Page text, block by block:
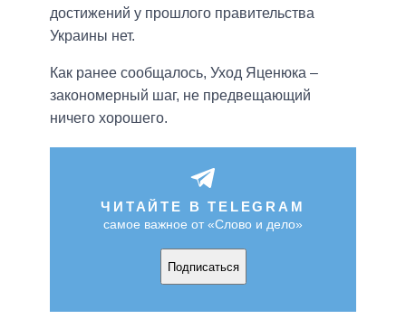
достижений у прошлого правительства
Украины нет.
Как ранее сообщалось, Уход Яценюка –
закономерный шаг, не предвещающий
ничего хорошего.
ЧИТАЙТЕ В TELEGRAM
самое важное от «Слово и дело»
Подписаться